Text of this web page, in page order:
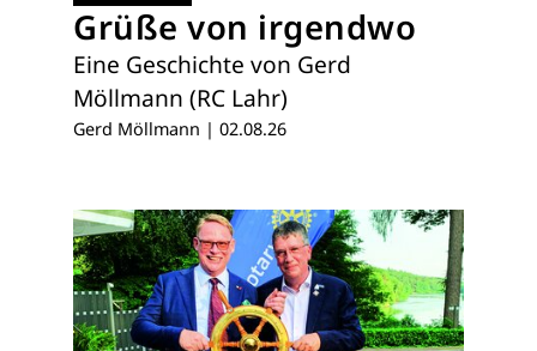
Grüße von irgendwo
Eine Geschichte von Gerd
Möllmann (RC Lahr)
Gerd Möllmann | 02.08.26